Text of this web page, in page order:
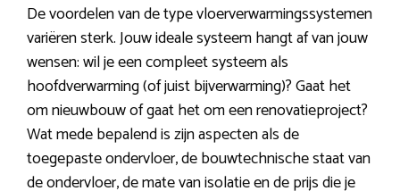
De voordelen van de type vloerverwarmingssystemen
variëren sterk. Jouw ideale systeem hangt af van jouw
wensen: wil je een compleet systeem als
hoofdverwarming (of juist bijverwarming)? Gaat het
om nieuwbouw of gaat het om een renovatieproject?
Wat mede bepalend is zijn aspecten als de
toegepaste ondervloer, de bouwtechnische staat van
de ondervloer, de mate van isolatie en de prijs die je